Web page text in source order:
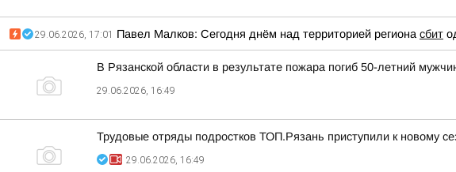
29.06.2026, 17:01 Павел Малков: Сегодня днём над территорией региона сбит
В Рязанской области в результате пожара погиб 50-летний
29.06.2026, 16:49
Трудовые отряды подростков ТОП.Рязань приступили к новому
29.06.2026, 16:49